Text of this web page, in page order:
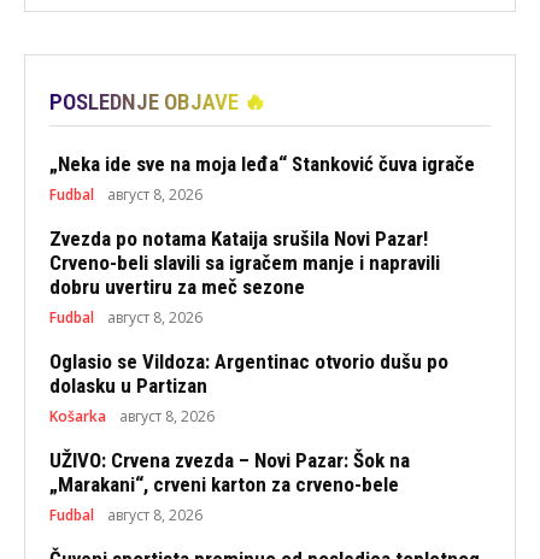
POSLEDNJE OBJAVE 🔥
„Neka ide sve na moja leđa“ Stanković čuva igrače
Fudbal август 8, 2026
Zvezda po notama Kataija srušila Novi Pazar!
Crveno-beli slavili sa igračem manje i napravili
dobru uvertiru za meč sezone
Fudbal август 8, 2026
Oglasio se Vildoza: Argentinac otvorio dušu po
dolasku u Partizan
Košarka август 8, 2026
UŽIVO: Crvena zvezda – Novi Pazar: Šok na
„Marakani“, crveni karton za crveno-bele
Fudbal август 8, 2026